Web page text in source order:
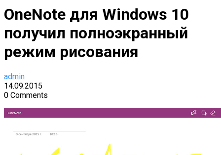
OneNote для Windows 10
получил полноэкранный
режим рисования
admin
14.09.2015
0 Comments